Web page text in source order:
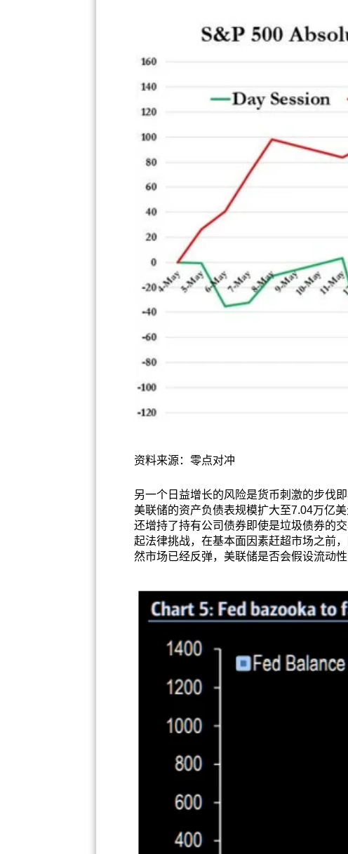
资料来源：零点对冲
另一个日益增长的风险是货币刺激的步伐
美联储的资产负债表规模扩大至7.04万亿
还增持了持有公司债券即使是垃圾债券的
起法律挑战，在基本面因素赶超市场之前
然市场已经反弹，美联储是否会假设流动